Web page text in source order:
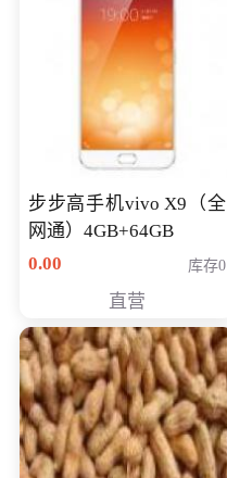
步步高手机vivo X9（全
网通）4GB+64GB
0.00
库存0
直营